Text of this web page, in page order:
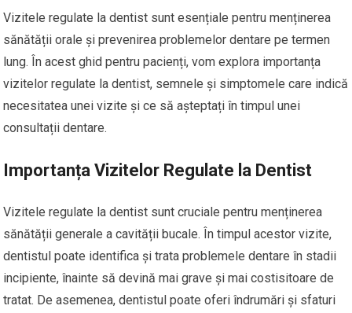
Vizitele regulate la dentist sunt esențiale pentru menținerea
sănătății orale și prevenirea problemelor dentare pe termen
lung. În acest ghid pentru pacienți, vom explora importanța
vizitelor regulate la dentist, semnele și simptomele care indică
necesitatea unei vizite și ce să așteptați în timpul unei
consultații dentare.
Importanța Vizitelor Regulate la Dentist
Vizitele regulate la dentist sunt cruciale pentru menținerea
sănătății generale a cavității bucale. În timpul acestor vizite,
dentistul poate identifica și trata problemele dentare în stadii
incipiente, înainte să devină mai grave și mai costisitoare de
tratat. De asemenea, dentistul poate oferi îndrumări și sfaturi